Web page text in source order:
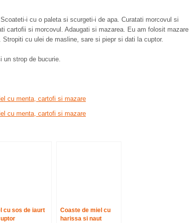
i cu o paleta si scurgeti-i de apa. Curatati morcovul si
cartofii si morcovul. Adaugati si mazarea. Eu am folosit mazare
cu ulei de masline, sare si piepr si dati la cuptor.
un strop de bucurie.
cu sos de iaurt
Coaste de miel cu
harissa si naut